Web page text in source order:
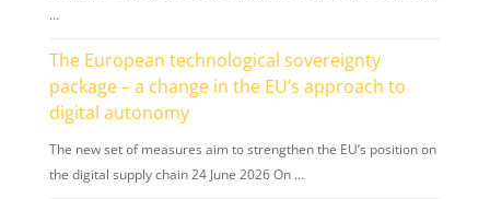
…
The European technological sovereignty
package – a change in the EU’s approach to
digital autonomy
The new set of measures aim to strengthen the EU’s position on
the digital supply chain 24 June 2026 On …